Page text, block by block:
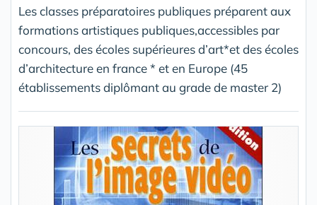
Les classes préparatoires publiques préparent aux
formations artistiques publiques,accessibles par
concours, des écoles supérieures d’art*et des écoles
d’architecture en france * et en Europe (45
établissements diplômant au grade de master 2)